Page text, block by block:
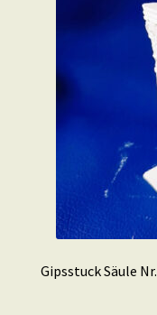
Gipsstuck Säule